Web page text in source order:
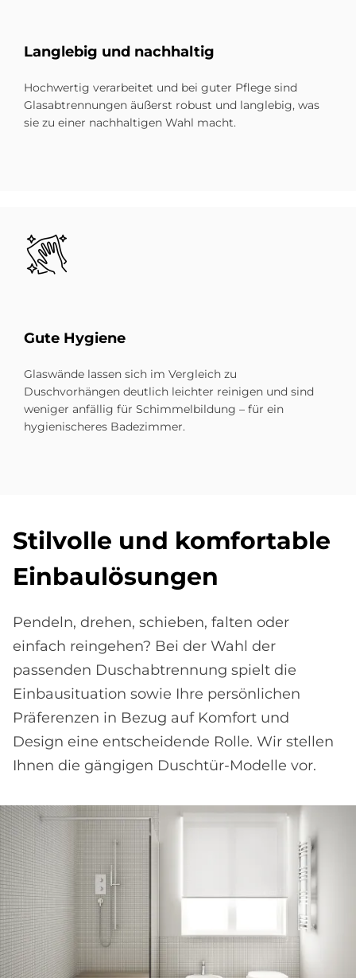
Lang­le­big und nach­hal­tig
Hochwertig verarbeitet und bei guter Pflege sind
Glasabtrennungen äußerst robust und langlebig, was
sie zu einer nachhaltigen Wahl macht.
Bild
Gute Hy­gie­ne
Glaswände lassen sich im Vergleich zu
Duschvorhängen deutlich leichter reinigen und sind
weniger anfällig für Schimmelbildung – für ein
hygienischeres Badezimmer.
Stil­vol­le und kom­for­ta­b­le
Ein­bau­lö­sun­gen
Pendeln, drehen, schieben, falten oder
einfach reingehen? Bei der Wahl der
passenden Duschabtrennung spielt die
Einbausituation sowie Ihre persönlichen
Präferenzen in Bezug auf Komfort und
Design eine entscheidende Rolle. Wir stellen
Ihnen die gängigen Duschtür-Modelle vor.